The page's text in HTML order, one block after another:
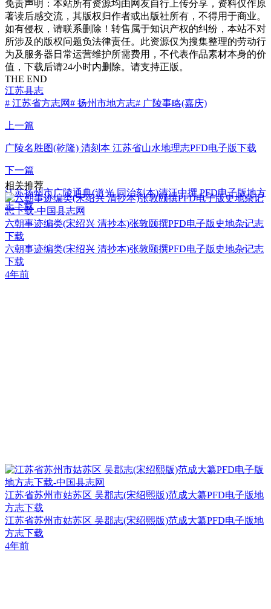
免责声明：本站所有资源均由网友自行上传分享，资料仅作原
著读后感交流，其版权归作者或出版社所有，不得用于商业。
如有侵权，请联系删除！转售属于知识产权的纠纷，本站不对
所涉及的版权问题负法律责任。此资源仅为搜集整理的劳动行
为及服务器日常运营维护所需费用，不代表作品素材本身的价
值，下载后请24小时内删除。请支持正版。
THE END
江苏县志
# 江苏省方志网# 扬州市地方志# 广陵事略(嘉庆)
上一篇
广陵名胜图(乾隆) 清刻本 江苏省山水地理志PFD电子版下载
下一篇
江苏扬州市广陵通典(道光 同治刻本)清汪中撰 PFD电子版地方
志下载
相关推荐
六朝事迹编类(宋绍兴 清抄本)张敦颐撰PFD电子版史地杂记志
下载
六朝事迹编类(宋绍兴 清抄本)张敦颐撰PFD电子版史地杂记志
下载
4年前
江苏省苏州市姑苏区 吴郡志(宋绍熙版)范成大纂PFD电子版地
方志下载
江苏省苏州市姑苏区 吴郡志(宋绍熙版)范成大纂PFD电子版地
方志下载
4年前